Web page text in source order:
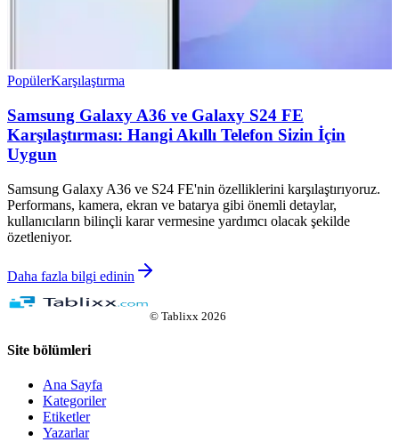
PopülerKarşılaştırma
Samsung Galaxy A36 ve Galaxy S24 FE
Karşılaştırması: Hangi Akıllı Telefon Sizin İçin
Uygun
Samsung Galaxy A36 ve S24 FE'nin özelliklerini karşılaştırıyoruz.
Performans, kamera, ekran ve batarya gibi önemli detaylar,
kullanıcıların bilinçli karar vermesine yardımcı olacak şekilde
özetleniyor.
Daha fazla bilgi edinin
© Tablixx 2026
Site bölümleri
Ana Sayfa
Kategoriler
Etiketler
Yazarlar